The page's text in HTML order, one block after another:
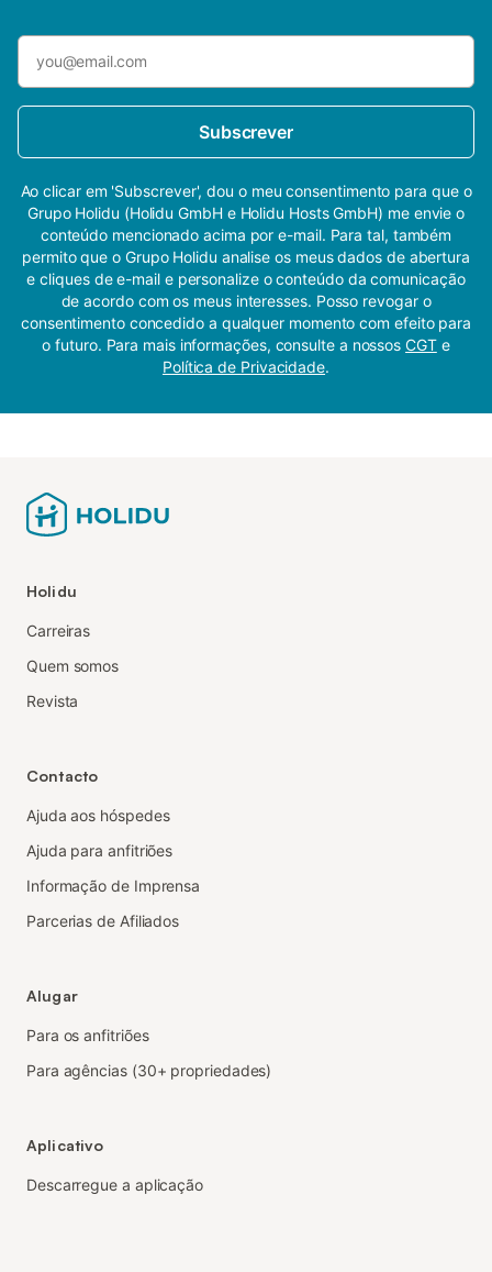
Subscrever
Ao clicar em 'Subscrever', dou o meu consentimento para que o
Grupo Holidu (Holidu GmbH e Holidu Hosts GmbH) me envie o
conteúdo mencionado acima por e-mail. Para tal, também
permito que o Grupo Holidu analise os meus dados de abertura
e cliques de e-mail e personalize o conteúdo da comunicação
de acordo com os meus interesses. Posso revogar o
consentimento concedido a qualquer momento com efeito para
o futuro. Para mais informações, consulte a nossosCGTe
Política de Privacidade.
Holidu
Carreiras
Quem somos
Revista
Contacto
Ajuda aos hóspedes
Ajuda para anfitriões
Informação de Imprensa
Parcerias de Afiliados
Alugar
Para os anfitriões
Para agências (30+ propriedades)
Aplicativo
Descarregue a aplicação